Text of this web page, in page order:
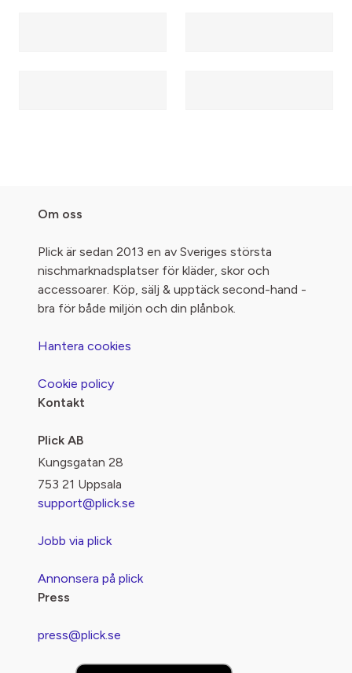
Om oss
Plick är sedan 2013 en av Sveriges största
nischmarknadsplatser för kläder, skor och
accessoarer. Köp, sälj & upptäck second-hand -
bra för både miljön och din plånbok.
Hantera cookies
Cookie policy
Kontakt
Plick AB
Kungsgatan 28
753 21 Uppsala
support@plick.se
Jobb via plick
Annonsera på plick
Press
press@plick.se